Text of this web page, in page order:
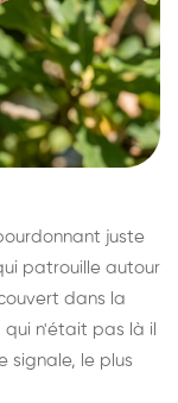
juste
patrouille autour
dans la
n'était pas là il
signale, le plus